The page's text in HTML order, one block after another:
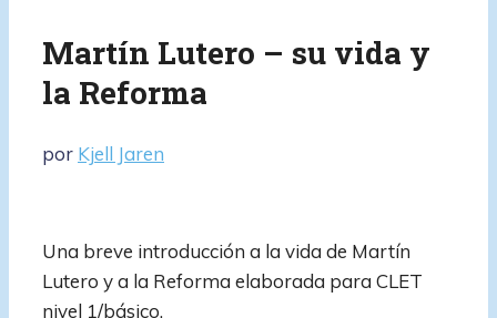
Martín Lutero – su vida y
la Reforma
por Kjell Jaren
Una breve introducción a la vida de Martín
Lutero y a la Reforma elaborada para CLET
nivel 1/básico.